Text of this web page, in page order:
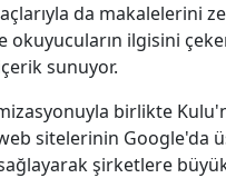
da makalelerini
okuyucuların ilgisini
sunuyor.
birlikte
sitelerinin Google'da
sağlayarak şirketlere